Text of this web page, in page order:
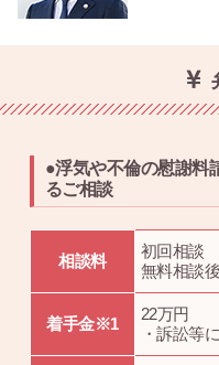
●浮気や不倫の慰謝料
るご相談
相談料
初回相談
無料相談
着手金※1
22万円
・訴訟等